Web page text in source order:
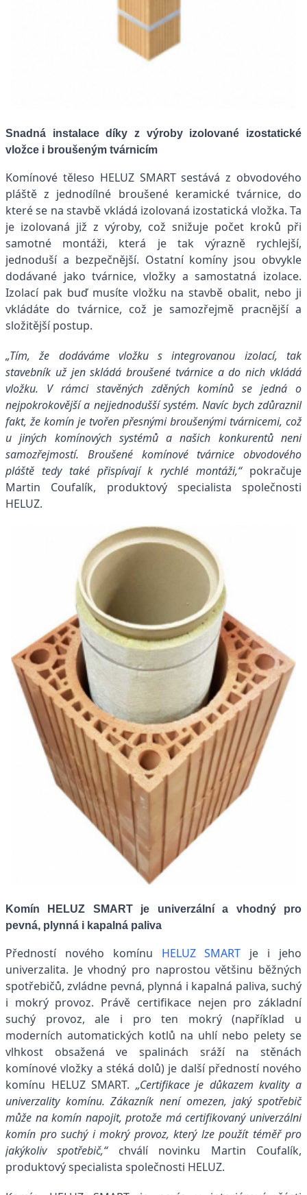
Snadná instalace díky z výroby izolované izostatické
vložce i broušeným tvárnicím
Komínové těleso HELUZ SMART sestává z obvodového
pláště z jednodílné broušené keramické tvárnice, do
které se na stavbě vkládá izolovaná izostatická vložka. Ta
je izolovaná již z výroby, což snižuje počet kroků při
samotné montáži, která je tak výrazně rychlejší,
jednoduší a bezpečnější. Ostatní komíny jsou obvykle
dodávané jako tvárnice, vložky a samostatná izolace.
Izolací pak buď musíte vložku na stavbě obalit, nebo ji
vkládáte do tvárnice, což je samozřejmě pracnější a
složitější postup.
„Tím, že dodáváme vložku s integrovanou izolací, tak
stavebník už jen skládá broušené tvárnice a do nich vkládá
vložku. V rámci stavěných zděných komínů se jedná o
nejpokrokovější a nejjednodušší systém. Navíc bych zdůraznil
fakt, že komín je tvořen přesnými broušenými tvárnicemi, což
u jiných komínových systémů a našich konkurentů není
samozřejmostí. Broušené komínové tvárnice obvodového
pláště tedy také přispívají k rychlé montáži,“pokračuje
Martin Coufalík, produktový specialista společnosti
HELUZ.
Komín HELUZ SMART je univerzální a vhodný pro
pevná, plynná i kapalná paliva
Předností nového komínu HELUZ SMART je i jeho
univerzalita. Je vhodný pro naprostou většinu běžných
spotřebičů, zvládne pevná, plynná i kapalná paliva, suchý
i mokrý provoz. Právě certifikace nejen pro základní
suchý provoz, ale i pro ten mokrý (například u
moderních automatických kotlů na uhlí nebo pelety se
vlhkost obsažená ve spalinách sráží na stěnách
komínové vložky a stéká dolů) je další předností nového
komínu HELUZ SMART. „Certifikace je důkazem kvality a
univerzality komínu. Zákazník není omezen, jaký spotřebič
může na komín napojit, protože má certifikovaný univerzální
komín pro suchý i mokrý provoz, který lze použít téměř pro
jakýkoliv spotřebič,“chválí novinku Martin Coufalík,
produktový specialista společnosti HELUZ.